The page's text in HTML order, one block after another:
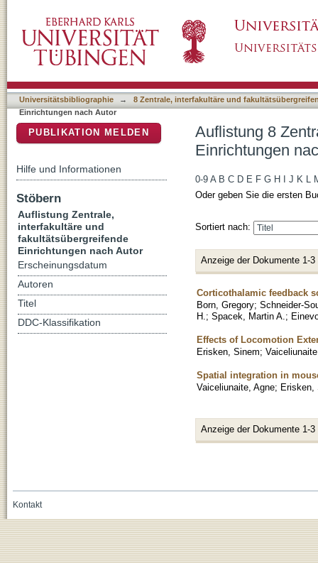
"Vaiceliunaite, Agne"
Universitätsbibliographie →
8 Zentrale, interfakultäre und
Einrichtungen nach Autor
Auflistung 8
Einrichtungen
0-9 A B C D E F G H J K L
Oder geben Sie die ersten
Sortiert nach:
Anzeige der Dokumente 1-3
Corticothalamic feedback
Born, Gregory; Schneider-
H. ; Spacek, Martin A. ;
Effects of Locomotion
Erisken, Sinem;
Spatial integration in
Vaiceliunaite, Agne; Erisken,
Anzeige der Dokumente 1-3
PUBLIKATION MELDEN
Hilfe und Informationen
Stöbern
Auflistung Zentrale,
interfakultäre und
fakultätsübergreifende
Einrichtungen nach Autor
Erscheinungsdatum
Autoren
Titel
DDC-Klassifikation
Kontakt